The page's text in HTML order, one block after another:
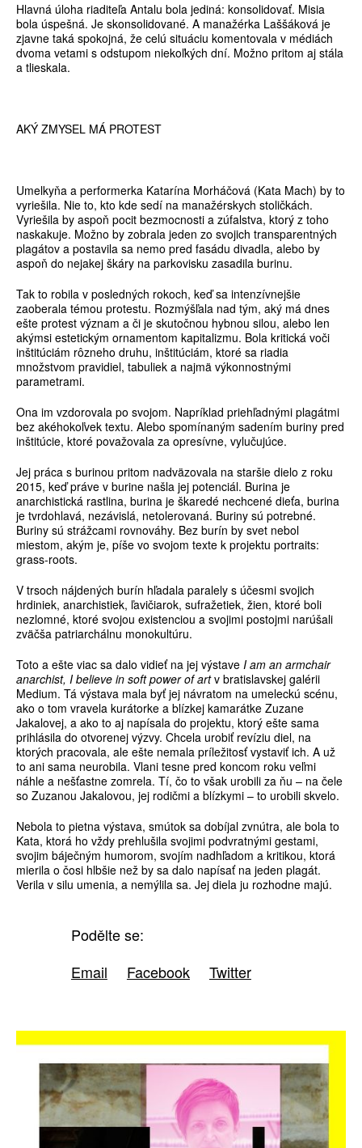
Hlavná úloha riaditeľa Antalu bola jediná: konsolidovať. Misia
bola úspešná. Je skonsolidované. A manažérka Laššáková je
zjavne taká spokojná, že celú situáciu komentovala v médiách
dvoma vetami s odstupom niekoľkých dní. Možno pritom aj stála
a tlieskala.
AKÝ ZMYSEL MÁ PROTEST
Umelkyňa a performerka Katarína Morháčová (Kata Mach) by to
vyriešila. Nie to, kto kde sedí na manažérskych stoličkách.
Vyriešila by aspoň pocit bezmocnosti a zúfalstva, ktorý z toho
naskakuje. Možno by zobrala jeden zo svojich transparentných
plagátov a postavila sa nemo pred fasádu divadla, alebo by
aspoň do nejakej škáry na parkovisku zasadila burinu.
Tak to robila v posledných rokoch, keď sa intenzívnejšie
zaoberala témou protestu. Rozmýšľala nad tým, aký má dnes
ešte protest význam a či je skutočnou hybnou silou, alebo len
akýmsi estetickým ornamentom kapitalizmu. Bola kritická voči
inštitúciám rôzneho druhu, inštitúciám, ktoré sa riadia
množstvom pravidiel, tabuliek a najmä výkonnostnými
parametrami.
Ona im vzdorovala po svojom. Napríklad priehľadnými plagátmi
bez akéhokoľvek textu. Alebo spomínaným sadením buriny pred
inštitúcie, ktoré považovala za opresívne, vylučujúce.
Jej práca s burinou pritom nadväzovala na staršie dielo z roku
2015, keď práve v burine našla jej potenciál. Burina je
anarchistická rastlina, burina je škaredé nechcené dieťa, burina
je tvrdohlavá, nezávislá, netolerovaná. Buriny sú potrebné.
Buriny sú strážcami rovnováhy. Bez burín by svet nebol
miestom, akým je, píše vo svojom texte k projektu portraits:
grass-roots.
V trsoch nájdených burín hľadala paralely s účesmi svojich
hrdiniek, anarchistiek, ľavičiarok, sufražetiek, žien, ktoré boli
nezlomné, ktoré svojou existenciou a svojimi postojmi narúšali
zväčša patriarchálnu monokultúru.
Toto a ešte viac sa dalo vidieť na jej výstave I am an armchair
anarchist, I believe in soft power of artv bratislavskej galérii
Medium. Tá výstava mala byť jej návratom na umeleckú scénu,
ako o tom vravela kurátorke a blízkej kamarátke Zuzane
Jakalovej, a ako to aj napísala do projektu, ktorý ešte sama
prihlásila do otvorenej výzvy. Chcela urobiť revíziu diel, na
ktorých pracovala, ale ešte nemala príležitosť vystaviť ich. A už
to ani sama neurobila. Vlani tesne pred koncom roku veľmi
náhle a nešťastne zomrela. Tí, čo to však urobili za ňu – na čele
so Zuzanou Jakalovou, jej rodičmi a blízkymi – to urobili skvelo.
Nebola to pietna výstava, smútok sa dobíjal zvnútra, ale bola to
Kata, ktorá ho vždy prehlušila svojimi podvratnými gestami,
svojim báječným humorom, svojím nadhľadom a kritikou, ktorá
mierila o čosi hlbšie než by sa dalo napísať na jeden plagát.
Verila v silu umenia, a nemýlila sa. Jej diela ju rozhodne majú.
Podělte se:
Email
Facebook Twitter